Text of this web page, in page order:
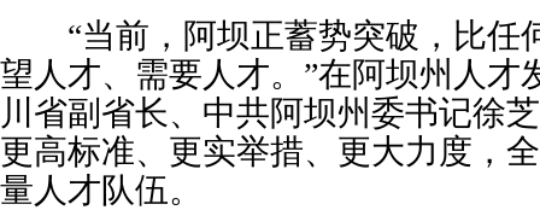
“当前，阿坝正蓄势突破，比任
望人才、需要人才。”在阿坝州人才
川省副省长、中共阿坝州委书记徐
更高标准、更实举措、更大力度，
量人才队伍。